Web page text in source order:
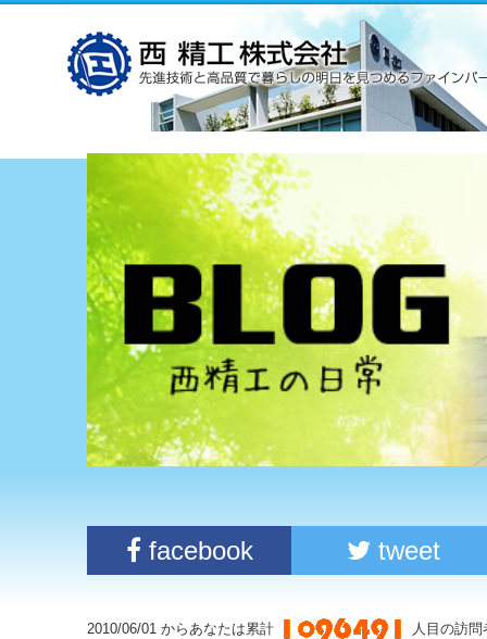
facebook tweet
2010/06/01 からあなたは累計 人目の訪